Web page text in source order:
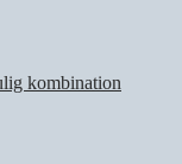
kombination